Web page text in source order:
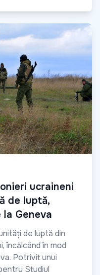
ucraineni
de luptă,
Geneva
de luptă din
încălcând în mod
Potrivit unui
Studiul